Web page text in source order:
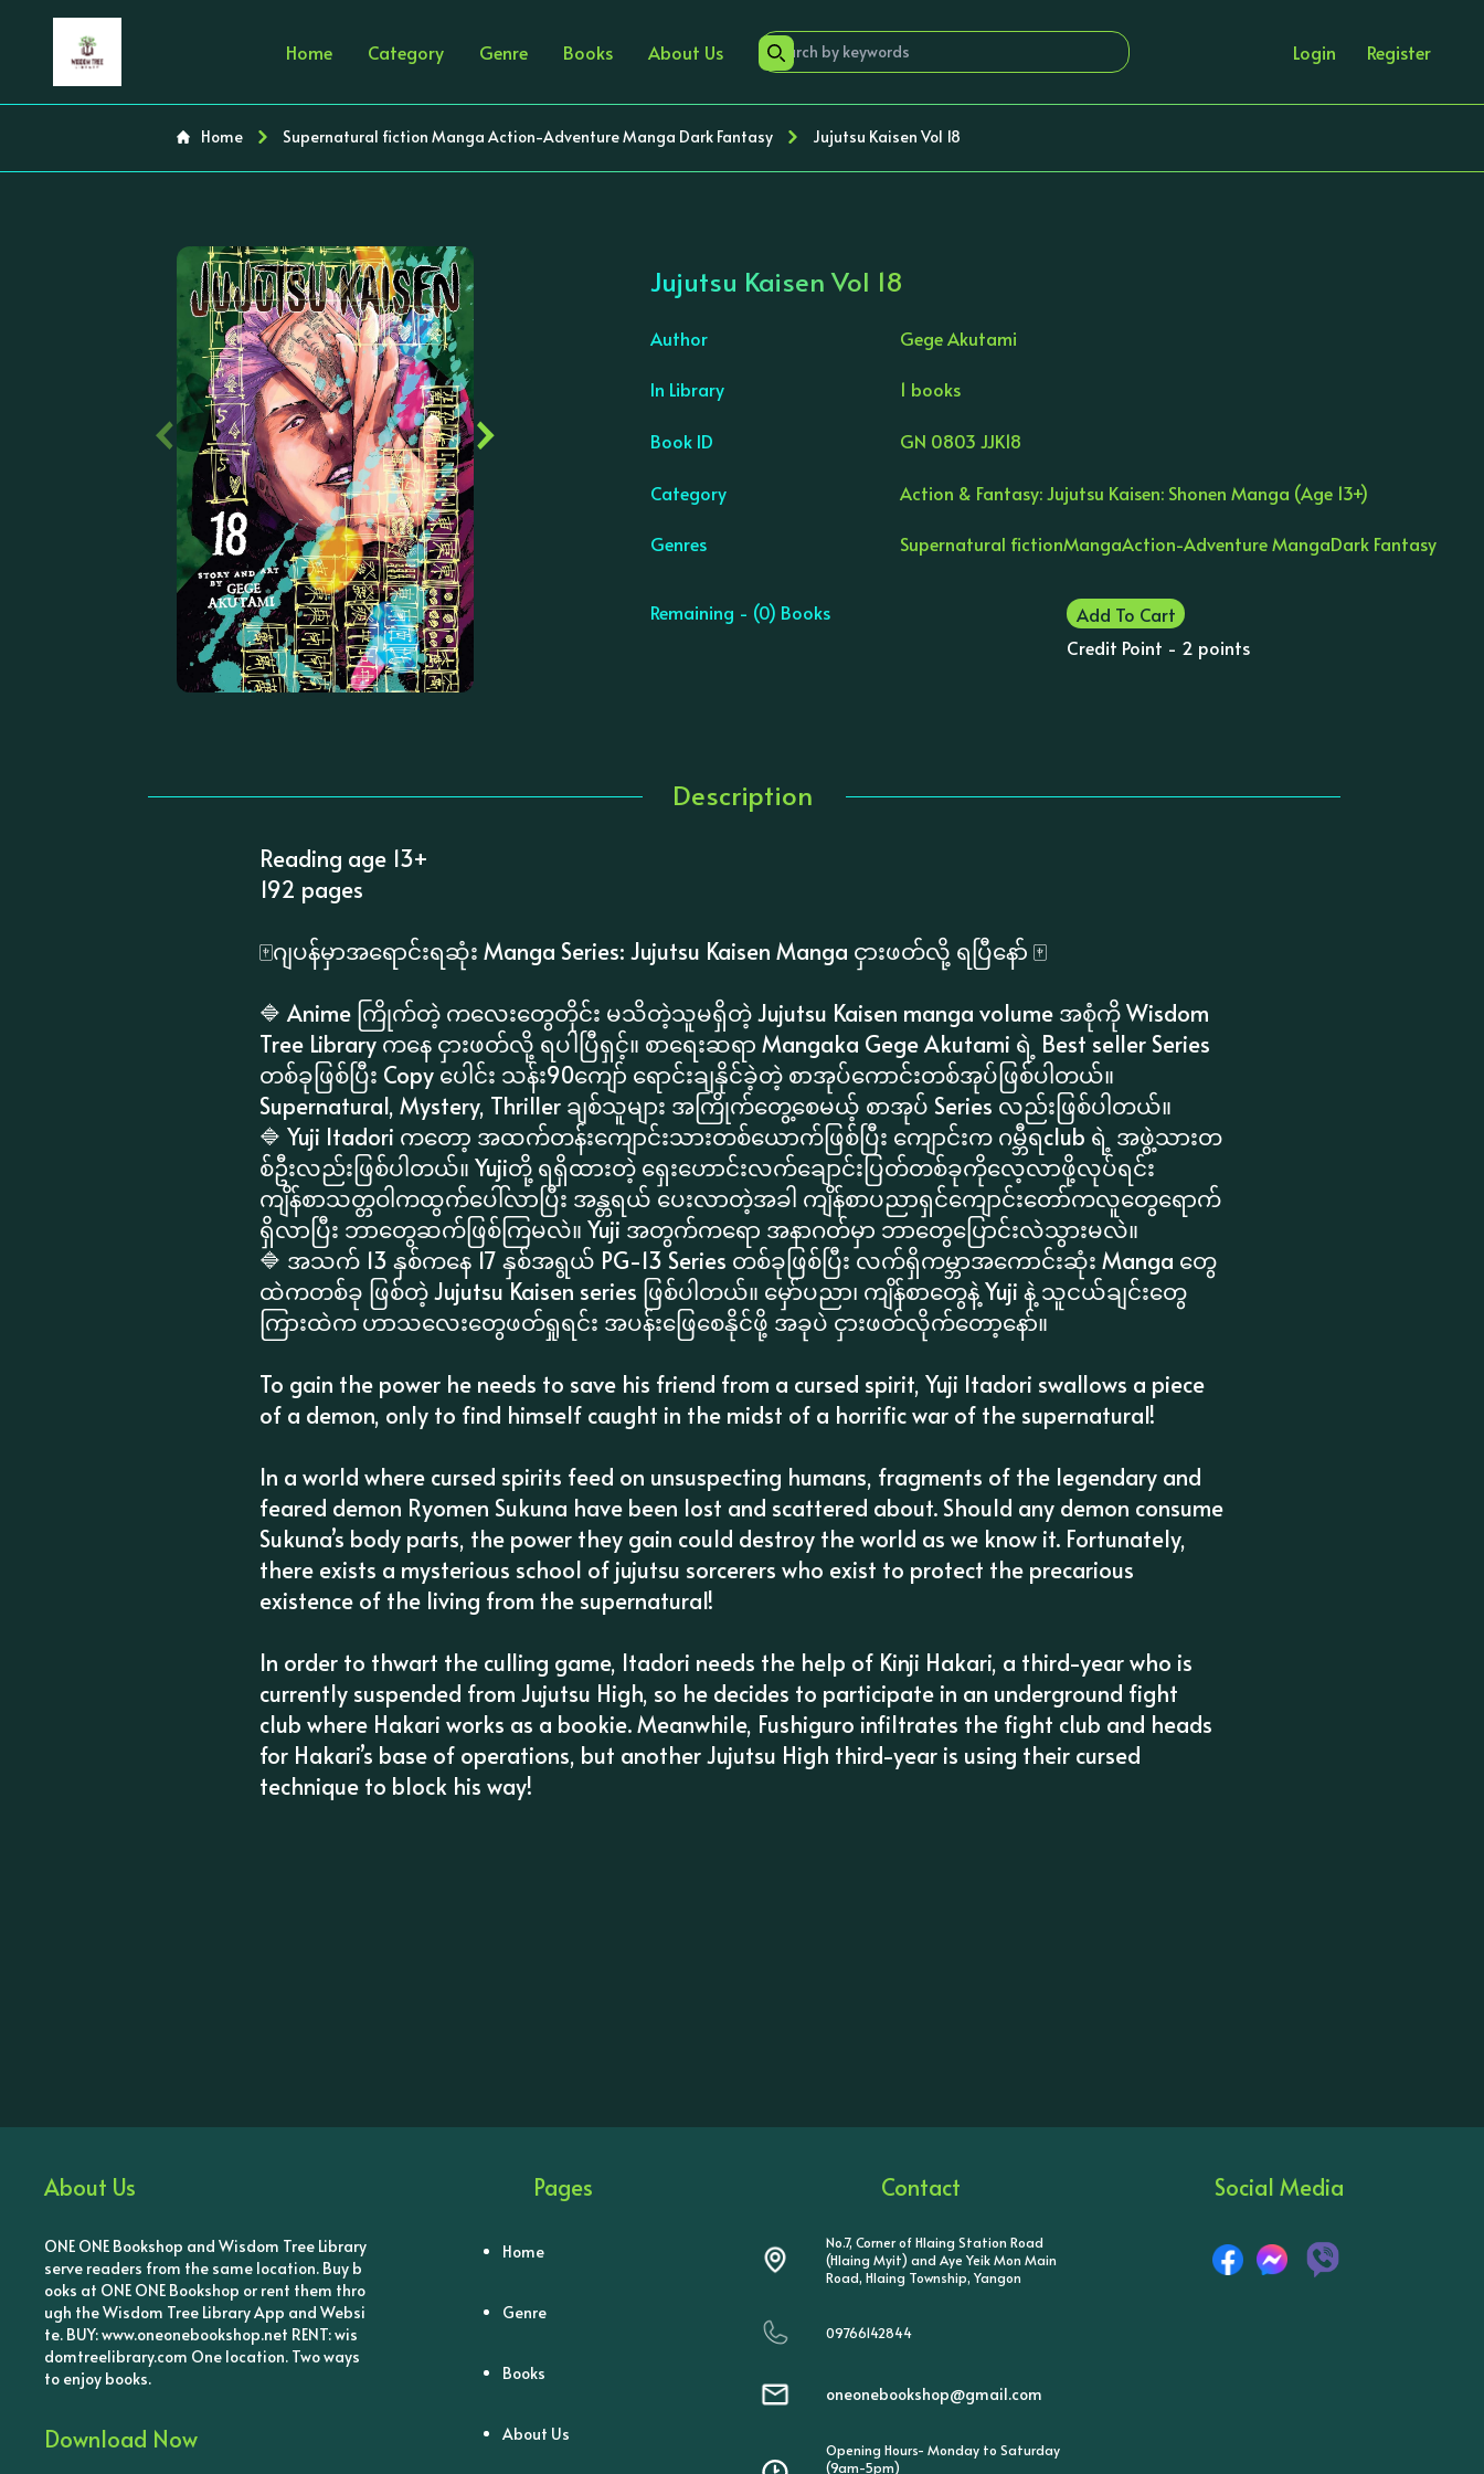
Home Category Genre Books About Us Login Register
Home Supernatural fiction Manga Action-Adventure Manga Dark Fantasy Jujutsu Kaisen Vol 18
‹ ›
Jujutsu Kaisen Vol 18
Author Gege Akutami
In Library 1 books
Book ID GN 0803 JJK18
Category Action & Fantasy: Jujutsu Kaisen: Shonen Manga (Age 13+)
Genres Supernatural fictionMangaAction-Adventure MangaDark Fantasy
Remaining - (0) Books
Add To Cart
Credit Point - 2 points
Description
Reading age 13+
192 pages
🀄️ဂျပန်မှာအရောင်းရဆုံး Manga Series: ​Jujutsu Kaisen Manga ငှားဖတ်လို့ ရပြီနော် 🀄️
🔷 Anime ကြိုက်တဲ့ ကလေးတွေတိုင်း မသိတဲ့သူမရှိတဲ့ Jujutsu Kaisen manga volume အစုံကို Wisdom
Tree Library ကနေ ငှားဖတ်လို့ ရပါပြီရှင့်။ စာရေးဆရာ Mangaka Gege Akutami ရဲ့ Best seller Series
တစ်ခုဖြစ်ပြီး Copy ပေါင်း သန်း90ကျော် ရောင်းချနိုင်ခဲ့တဲ့ စာအုပ်ကောင်းတစ်အုပ်ဖြစ်ပါတယ်။
Supernatural, Mystery, Thriller ချစ်သူများ အကြိုက်တွေ့စေမယ့် စာအုပ် Series လည်းဖြစ်ပါတယ်။
🔷 Yuji Itadori ကတော့ အထက်တန်းကျောင်းသားတစ်ယောက်ဖြစ်ပြီး ကျောင်းက ဂမ္ဘီရclub ရဲ့ အဖွဲ့သားတ
စ်ဦးလည်းဖြစ်ပါတယ်။ Yujiတို့ ရရှိထားတဲ့ ရှေးဟောင်းလက်ချောင်းပြတ်တစ်ခုကိုလေ့လာဖို့လုပ်ရင်း
ကျိန်စာသတ္တဝါကထွက်ပေါ်လာပြီး အန္တရယ် ပေးလာတဲ့အခါ ကျိန်စာပညာရှင်ကျောင်းတော်ကလူတွေရောက်
ရှိလာပြီး ဘာတွေဆက်ဖြစ်ကြမလဲ။ Yuji အတွက်ကရော အနာဂတ်မှာ ဘာတွေပြောင်းလဲသွားမလဲ။
🔷 အသက် 13 နှစ်ကနေ 17 နှစ်အရွယ် PG-13 Series တစ်ခုဖြစ်ပြီး လက်ရှိကမ္ဘာအကောင်းဆုံး Manga တွေ
ထဲကတစ်ခု ဖြစ်တဲ့ Jujutsu Kaisen series ဖြစ်ပါတယ်။ မှော်ပညာ၊ ကျိန်စာတွေနဲ့ Yuji နဲ့ သူငယ်ချင်းတွေ
ကြားထဲက ဟာသလေးတွေဖတ်ရှုရင်း အပန်းဖြေစေနိုင်ဖို့ အခုပဲ ငှားဖတ်လိုက်တော့နော်။
To gain the power he needs to save his friend from a cursed spirit, Yuji Itadori swallows a piece
of a demon, only to find himself caught in the midst of a horrific war of the supernatural!
In a world where cursed spirits feed on unsuspecting humans, fragments of the legendary and
feared demon Ryomen Sukuna have been lost and scattered about. Should any demon consume
Sukuna’s body parts, the power they gain could destroy the world as we know it. Fortunately,
there exists a mysterious school of jujutsu sorcerers who exist to protect the precarious
existence of the living from the supernatural!
In order to thwart the culling game, Itadori needs the help of Kinji Hakari, a third-year who is
currently suspended from Jujutsu High, so he decides to participate in an underground fight
club where Hakari works as a bookie. Meanwhile, Fushiguro infiltrates the fight club and heads
for Hakari’s base of operations, but another Jujutsu High third-year is using their cursed
technique to block his way!
About Us
ONE ONE Bookshop and Wisdom Tree Library
serve readers from the same location. Buy b
ooks at ONE ONE Bookshop or rent them thro
ugh the Wisdom Tree Library App and Websi
te. BUY: www.oneonebookshop.net RENT: wis
domtreelibrary.com One location. Two ways
to enjoy books.
Download Now
Pages
Home
Genre
Books
About Us
Contact
No.7, Corner of Hlaing Station Road
(Hlaing Myit) and Aye Yeik Mon Main
Road, Hlaing Township, Yangon
09766142844
oneonebookshop@gmail.com
Opening Hours- Monday to Saturday
(9am-5pm)
Social Media